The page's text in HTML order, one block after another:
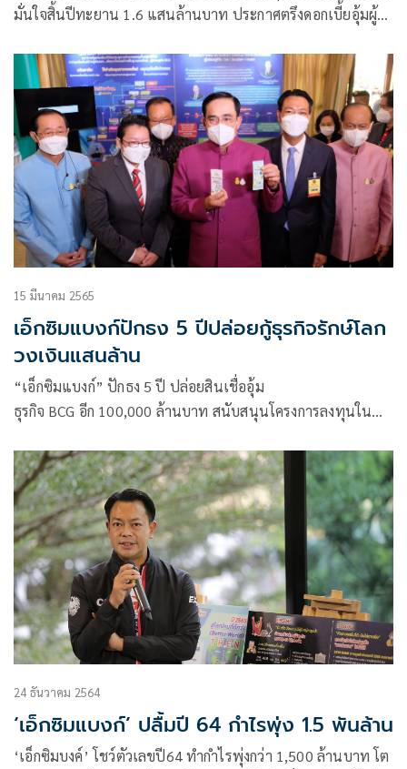
มั่นใจสิ้นปีทะยาน 1.6 แสนล้านบาท ประกาศตรึงดอกเบี้ยอุ้มผู้
15 มีนาคม 2565
เอ็กซิมแบงก์ปักธง 5 ปีปล่อยกู้ธุรกิจรักษ์โลก
วงเงินแสนล้าน
“เอ็กซิมแบงก์” ปักธง 5 ปี ปล่อยสินเชื่ออุ้ม
ธุรกิจ BCG อีก 100,000 ล้านบาท สนับสนุนโครงการลงทุนใน
24 ธันวาคม 2564
‘เอ็กซิมแบงก์’ ปลื้มปี 64 กำไรพุ่ง 1.5 พันล้าน
‘เอ็กซิมบงค์’ โชว์ตัวเลขปี64 ทำกำไรพุ่งกว่า 1,500 ล้านบาท โต